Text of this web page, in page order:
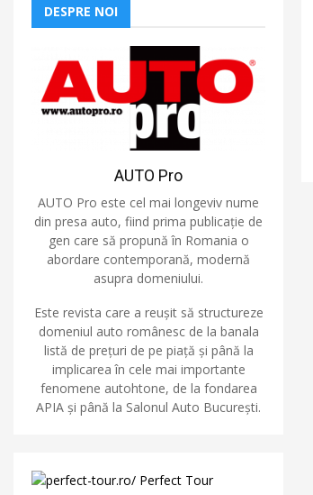
DESPRE NOI
AUTO Pro
AUTO Pro este cel mai longeviv nume
din presa auto, fiind prima publicație de
gen care să propună în Romania o
abordare contemporană, modernă
asupra domeniului.
Este revista care a reușit să structureze
domeniul auto românesc de la banala
listă de prețuri de pe piață și până la
implicarea în cele mai importante
fenomene autohtone, de la fondarea
APIA și până la Salonul Auto București.